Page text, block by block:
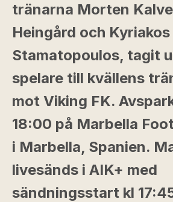
tränarna Morten
Heingård och Kyriakos
Stamatopoulos, tagit
spelare till kvällens
mot Viking FK.
18:00 på Marbella
i Marbella, Spanien.
livesänds i AIK+ med
sändningsstart kl